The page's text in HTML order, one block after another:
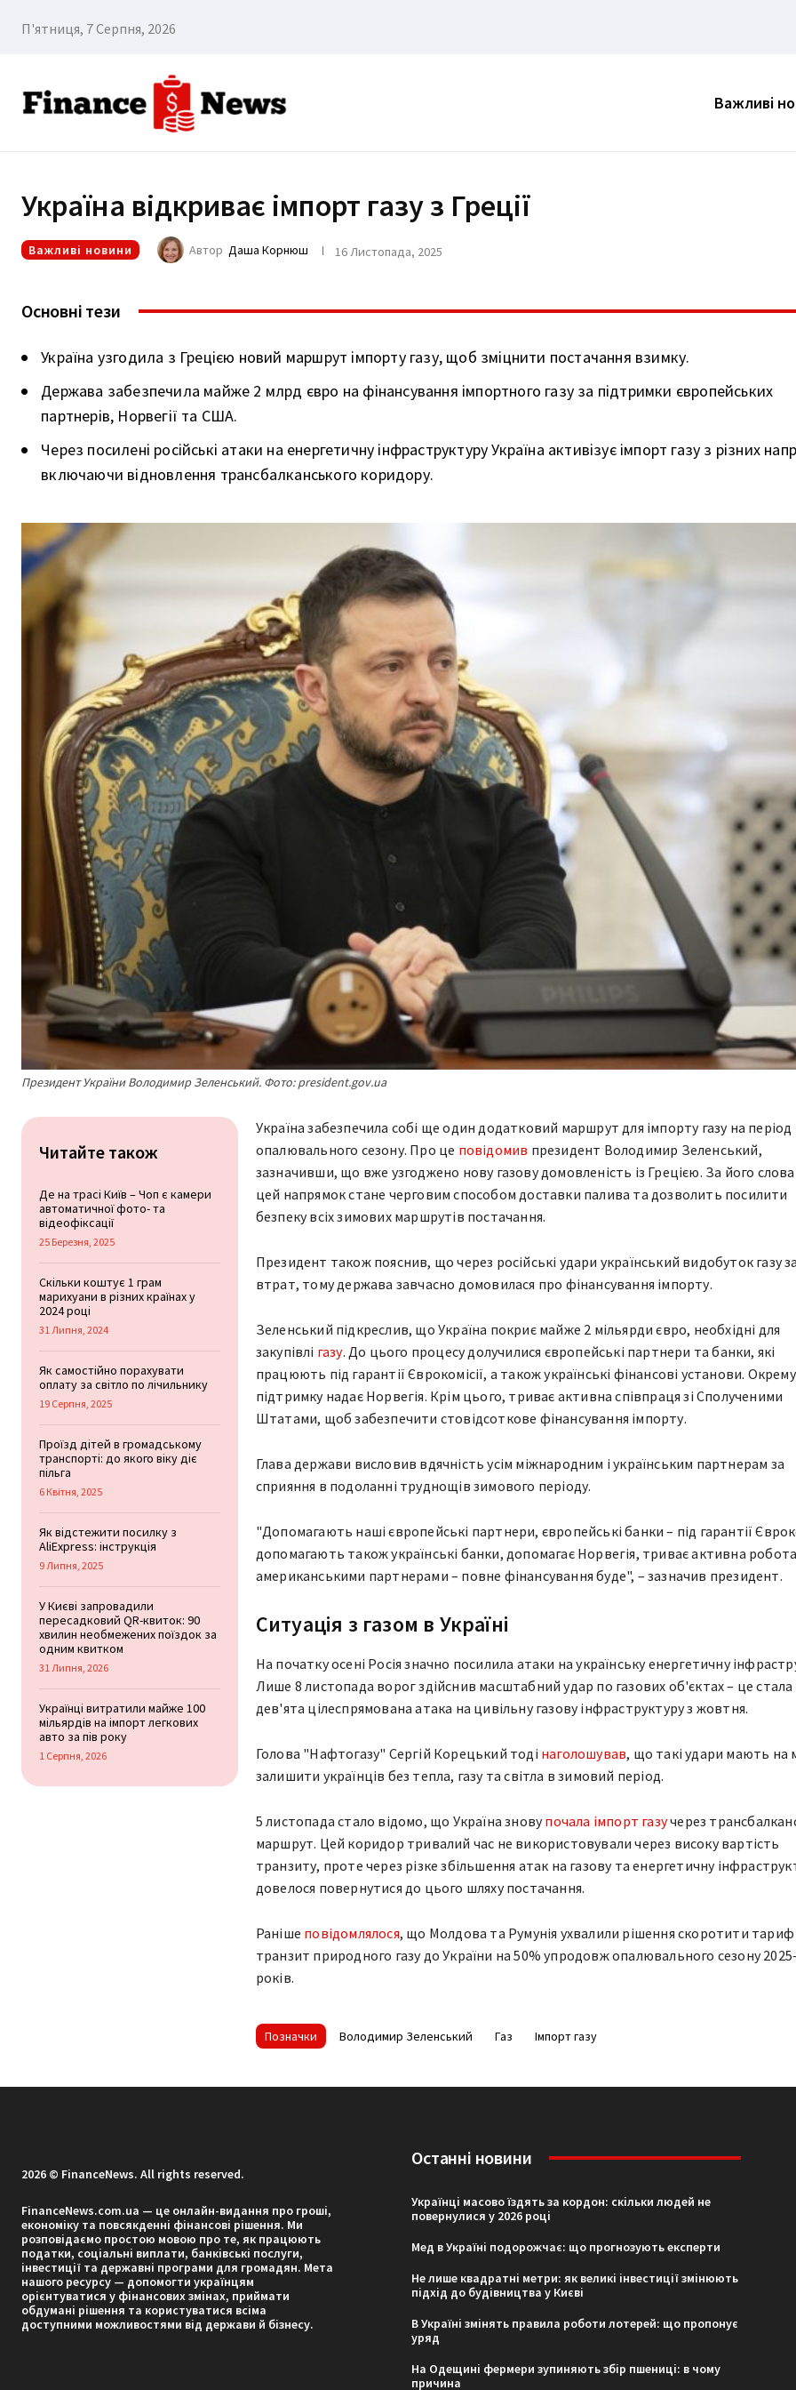
П'ятниця, 7 Серпня, 2026
Важливі
Україна відкриває імпорт газу з Греції
Важливі новини Автор Даша Корнюш 16 Листопада, 2025
Основні тези
Україна узгодила з Грецією новий маршрут імпорту газу, щоб зміцнити постачання взимку.
Держава забезпечила майже 2 млрд євро на фінансування імпортного газу за підтримки європейських
партнерів, Норвегії та США.
Через посилені російські атаки на енергетичну інфраструктуру Україна активізує імпорт газу з різних
включаючи відновлення трансбалканського коридору.
Президент України Володимир Зеленський. Фото: president.gov.ua
Читайте також
Де на трасі Київ – Чоп є камери
автоматичної фото- та
відеофіксації
25 Березня, 2025
Скільки коштує 1 грам
марихуани в різних країнах у
2024 році
31 Липня, 2024
Як самостійно порахувати
оплату за світло по лічильнику
19 Серпня, 2025
Проїзд дітей в громадському
транспорті: до якого віку діє
пільга
6 Квітня, 2025
Як відстежити посилку з
AliExpress: інструкція
9 Липня, 2025
У Києві запровадили
пересадковий QR-квиток: 90
хвилин необмежених поїздок за
одним квитком
31 Липня, 2026
Українці витратили майже 100
мільярдів на імпорт легкових
авто за пів року
1 Серпня, 2026
Україна забезпечила собі ще один додатковий маршрут для імпорту газу на період
опалювального сезону. Про це повідомив президент Володимир Зеленський,
зазначивши, що вже узгоджено нову газову домовленість із Грецією. За його
цей напрямок стане черговим способом доставки палива та дозволить посилити
безпеку всіх зимових маршрутів постачання.
Президент також пояснив, що через російські удари український видобуток газу
втрат, тому держава завчасно домовилася про фінансування імпорту.
Зеленський підкреслив, що Україна покриє майже 2 мільярди євро, необхідні для
закупівлі газу. До цього процесу долучилися європейські партнери та банки, які
працюють під гарантії Єврокомісії, а також українські фінансові установи. Окрему
підтримку надає Норвегія. Крім цього, триває активна співпраця зі Сполученими
Штатами, щоб забезпечити стовідсоткове фінансування імпорту.
Глава держави висловив вдячність усім міжнародним і українським партнерам за
сприяння в подоланні труднощів зимового періоду.
"Допомагають наші європейські партнери, європейські банки – під гарантії
допомагають також українські банки, допомагає Норвегія, триває активна робота
американськими партнерами – повне фінансування буде", – зазначив президент.
Ситуація з газом в Україні
На початку осені Росія значно посилила атаки на українську енергетичну
Лише 8 листопада ворог здійснив масштабний удар по газових об'єктах – це стала
дев'ята цілеспрямована атака на цивільну газову інфраструктуру з жовтня.
Голова "Нафтогазу" Сергій Корецький тоді наголошував, що такі удари мають на
залишити українців без тепла, газу та світла в зимовий період.
5 листопада стало відомо, що Україна зновупочала імпорт газучерез
маршрут. Цей коридор тривалий час не використовували через високу вартість
транзиту, проте через різке збільшення атак на газову та енергетичну
довелося повернутися до цього шляху постачання.
Раніше повідомлялося, що Молдова та Румунія ухвалили рішення скоротити тариф
транзит природного газу до України на 50% упродовж опалювального сезону
років.
Позначки Володимир Зеленський Газ Імпорт газу
2026 © FinanceNews. All rights reserved.
FinanceNews.com.ua — це онлайн-видання про гроші,
економіку та повсякденні фінансові рішення. Ми
розповідаємо простою мовою про те, як працюють
податки, соціальні виплати, банківські послуги,
інвестиції та державні програми для громадян. Мета
нашого ресурсу — допомогти українцям
орієнтуватися у фінансових змінах, приймати
обдумані рішення та користуватися всіма
доступними можливостями від держави й бізнесу.
Останні новини
Українці масово їздять за кордон: скільки людей не
повернулися у 2026 році
Мед в Україні подорожчає: що прогнозують експерти
Не лише квадратні метри: як великі інвестиції змінюють
підхід до будівництва у Києві
В Україні змінять правила роботи лотерей: що пропонує
уряд
На Одещині фермери зупиняють збір пшениці: в чому
причина